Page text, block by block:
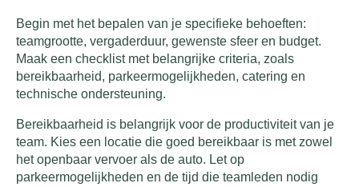
Begin met het bepalen van je specifieke behoeften:
teamgrootte, vergaderduur, gewenste sfeer en budget.
Maak een checklist met belangrijke criteria, zoals
bereikbaarheid, parkeermogelijkheden, catering en
technische ondersteuning.
Bereikbaarheid is belangrijk voor de productiviteit van je
team. Kies een locatie die goed bereikbaar is met zowel
het openbaar vervoer als de auto. Let op
parkeermogelijkheden en de tijd die teamleden nodig